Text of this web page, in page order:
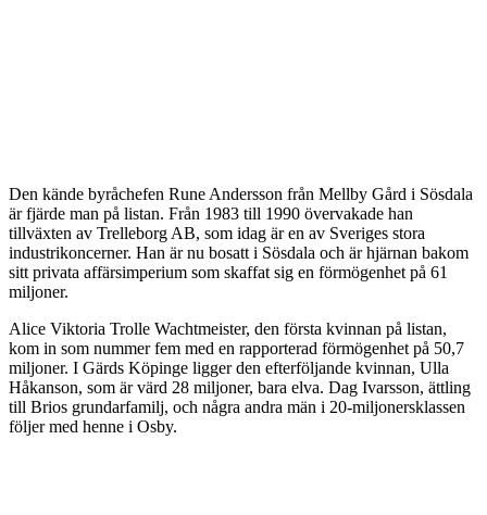
Den kände byråchefen Rune Andersson från Mellby Gård i Sösdala
är fjärde man på listan. Från 1983 till 1990 övervakade han
tillväxten av Trelleborg AB, som idag är en av Sveriges stora
industrikoncerner. Han är nu bosatt i Sösdala och är hjärnan bakom
sitt privata affärsimperium som skaffat sig en förmögenhet på 61
miljoner.
Alice Viktoria Trolle Wachtmeister, den första kvinnan på listan,
kom in som nummer fem med en rapporterad förmögenhet på 50,7
miljoner. I Gärds Köpinge ligger den efterföljande kvinnan, Ulla
Håkanson, som är värd 28 miljoner, bara elva. Dag Ivarsson, ättling
till Brios grundarfamilj, och några andra män i 20-miljonersklassen
följer med henne i Osby.